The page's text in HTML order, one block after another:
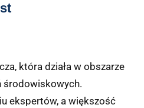
która działa w obszarze
środowiskowych.
ekspertów, a większość